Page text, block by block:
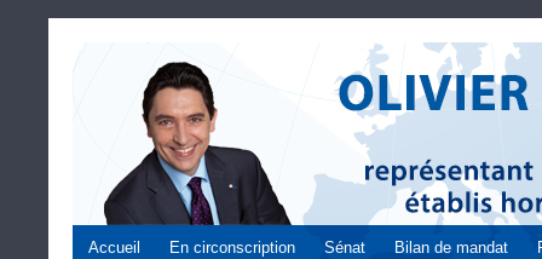
Accueil En circonscription Sénat Bilan de mandat